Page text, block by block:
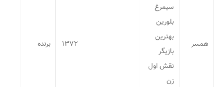
همسر
سیمرغ
بلورین
بهترین
بازیگر
نقش اول
زن
۱۳۷۲ برنده